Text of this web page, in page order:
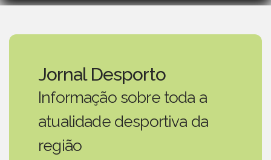
Jornal Desporto
Informação sobre toda a
atualidade desportiva da
região